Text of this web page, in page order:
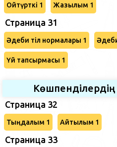
Ойтүрткі 1 Жазылым 1
Страница 31
Әдеби тіл нормалары 1
Үй тапсырмасы 1
Көшпенділердің
Страница 32
Тыңдалым 1 Айтылым 1
Страница 33